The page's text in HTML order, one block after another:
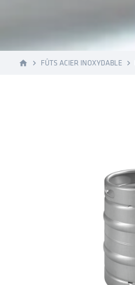
home navigate_next FÛTS ACIER INOXYDABLE navigate_next